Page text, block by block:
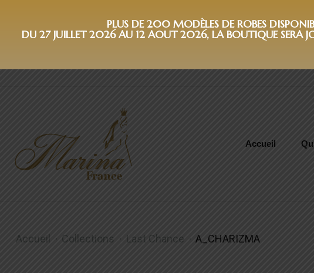
PLUS DE 200 MODÈLES DE ROBES
DU 27 JUILLET 2026 AU 12 AOUT 2026, LA BOUTIQUE SERA
Accueil
A_CHARIZMA
Accueil Collections Last Chance A_CHARIZMA